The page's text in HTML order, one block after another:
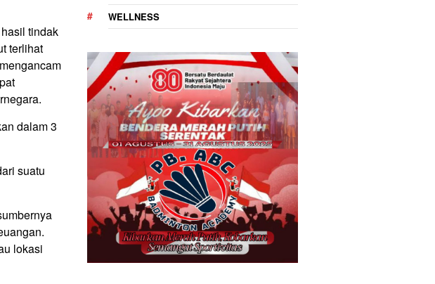
tindak
terlihat
dalam 3
suatu
lokasi
WELLNESS